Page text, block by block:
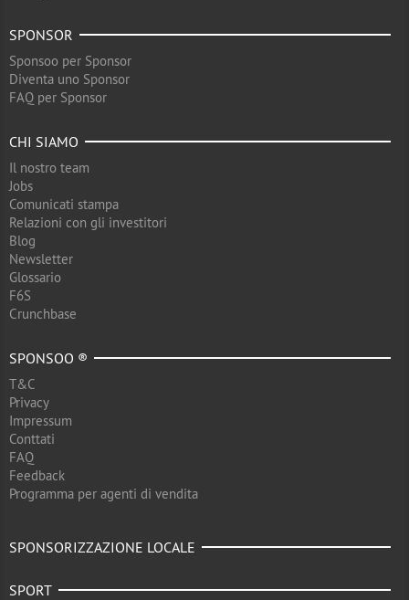
SPONSOR
Sponsoo per Sponsor
Diventa uno Sponsor
FAQ per Sponsor
CHI SIAMO
Il nostro team
Jobs
Comunicati stampa
Relazioni con gli investitori
Blog
Newsletter
Glossario
F6S
Crunchbase
SPONSOO ®
T&C
Privacy
Impressum
Conttati
FAQ
Feedback
Programma per agenti di vendita
SPONSORIZZAZIONE LOCALE
SPORT